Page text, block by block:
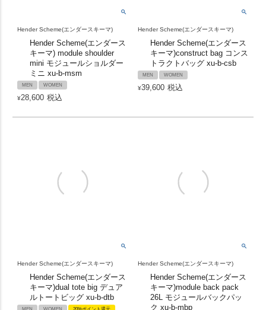
Hender Scheme(エンダースキーマ)
Hender Scheme(エンダース
キーマ) module shoulder
mini モジュールショルダー
ミニ xu-b-msm
MEN WOMEN
¥28,600 税込
Hender Scheme(エンダースキーマ)
Hender Scheme(エンダース
キーマ)construct bag コンス
トラクトバッグ xu-b-csb
MEN WOMEN
¥39,600 税込
Hender Scheme(エンダースキーマ)
Hender Scheme(エンダース
キーマ)dual tote big デュア
ルトートビッグ xu-b-dtb
Hender Scheme(エンダースキーマ)
Hender Scheme(エンダース
キーマ)module back pack
26L モジュールバックパッ
ク xu-b-mbp